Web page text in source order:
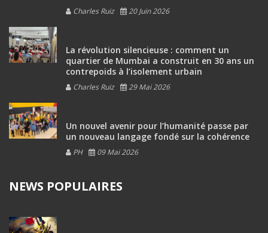
Charles Ruiz 20 Juin 2026
La révolution silencieuse : comment un
quartier de Mumbai a construit en 30 ans un
contrepoids à l’isolement urbain
Charles Ruiz 29 Mai 2026
Un nouvel avenir pour l’humanité passe par
un nouveau langage fondé sur la cohérence
PH 09 Mai 2026
NEWS POPULAIRES